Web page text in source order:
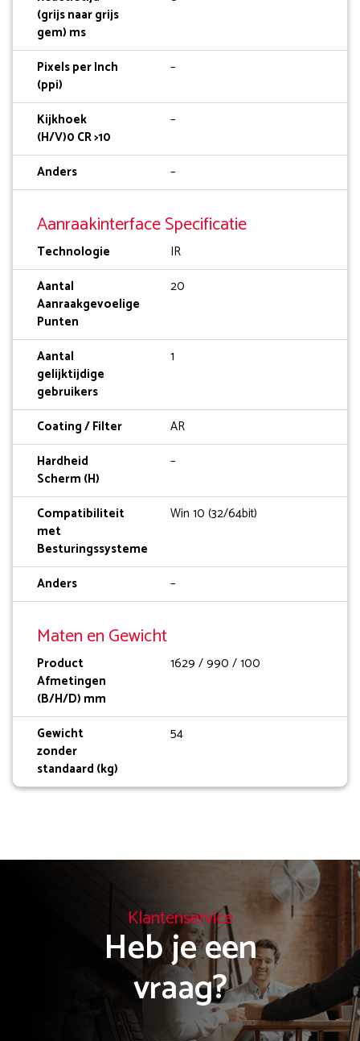
(grijs naar grijs
gem) ms
Pixels per Inch
(ppi)
–
Kijkhoek
(H/V)0 CR >10
–
Anders –
Aanraakinterface Specificatie
Technologie
IR
Aantal
Aanraakgevoelige
Punten
20
Aantal
gelijktijdige
gebruikers
1
Coating / Filter
AR
Hardheid
Scherm (H)
–
Compatibiliteit
met
Besturingssysteme
Win 10 (32/64bit)
Anders –
Maten en Gewicht
Product
Afmetingen
(B/H/D) mm
1629 / 990 / 100
Gewicht
zonder
standaard (kg)
54
Klantenservice
Heb je een
vraag?